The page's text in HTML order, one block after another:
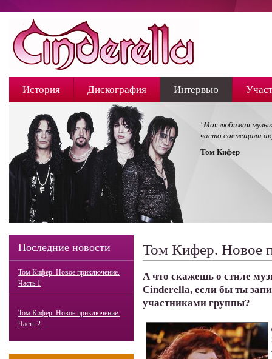
История Дискография Интервью
"Моя любимая
часто совмещали
Том Кифер
Последние новости
Том Кифер. Новое приключение.
Часть 1
Том Кифер. Новое приключение.
Часть 2
Том Кифер. Новое
А что скажешь о стиле
Cinderella, если бы ты
участниками группы?